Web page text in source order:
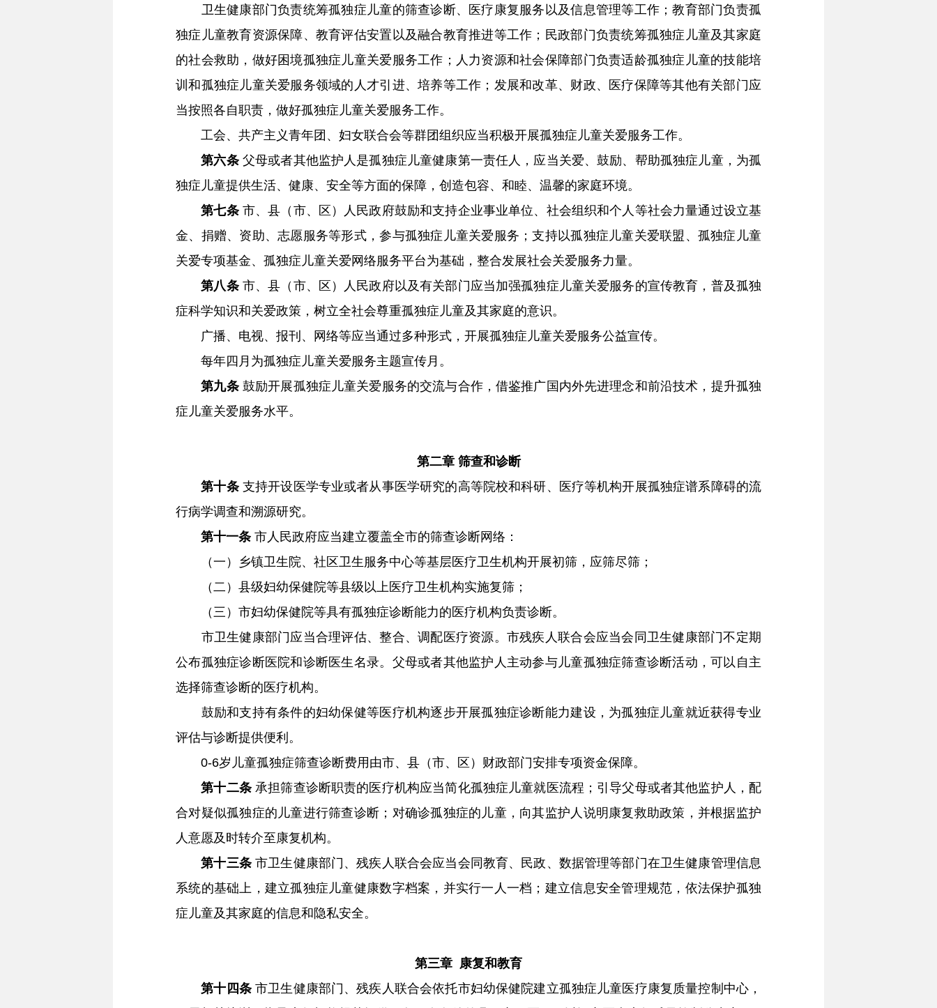
卫生健康部门负责统筹孤独症儿童的筛查诊断、医疗康复服务以及信息管理等工作；教育部门负责孤
独症儿童教育资源保障、教育评估安置以及融合教育推进等工作；民政部门负责统筹孤独症儿童及其家庭
的社会救助，做好困境孤独症儿童关爱服务工作；人力资源和社会保障部门负责适龄孤独症儿童的技能培
训和孤独症儿童关爱服务领域的人才引进、培养等工作；发展和改革、财政、医疗保障等其他有关部门应
当按照各自职责，做好孤独症儿童关爱服务工作。
工会、共产主义青年团、妇女联合会等群团组织应当积极开展孤独症儿童关爱服务工作。
第六条父母或者其他监护人是孤独症儿童健康第一责任人，应当关爱、鼓励、帮助孤独症儿童，为孤
独症儿童提供生活、健康、安全等方面的保障，创造包容、和睦、温馨的家庭环境。
第七条市、县（市、区）人民政府鼓励和支持企业事业单位、社会组织和个人等社会力量通过设立基
金、捐赠、资助、志愿服务等形式，参与孤独症儿童关爱服务；支持以孤独症儿童关爱联盟、孤独症儿童
关爱专项基金、孤独症儿童关爱网络服务平台为基础，整合发展社会关爱服务力量。
第八条市、县（市、区）人民政府以及有关部门应当加强孤独症儿童关爱服务的宣传教育，普及孤独
症科学知识和关爱政策，树立全社会尊重孤独症儿童及其家庭的意识。
广播、电视、报刊、网络等应当通过多种形式，开展孤独症儿童关爱服务公益宣传。
每年四月为孤独症儿童关爱服务主题宣传月。
第九条鼓励开展孤独症儿童关爱服务的交流与合作，借鉴推广国内外先进理念和前沿技术，提升孤独
症儿童关爱服务水平。
第二章 筛查和诊断
第十条支持开设医学专业或者从事医学研究的高等院校和科研、医疗等机构开展孤独症谱系障碍的流
行病学调查和溯源研究。
第十一条 市人民政府应当建立覆盖全市的筛查诊断网络：
（一）乡镇卫生院、社区卫生服务中心等基层医疗卫生机构开展初筛，应筛尽筛；
（二）县级妇幼保健院等县级以上医疗卫生机构实施复筛；
（三）市妇幼保健院等具有孤独症诊断能力的医疗机构负责诊断。
市卫生健康部门应当合理评估、整合、调配医疗资源。市残疾人联合会应当会同卫生健康部门不定期
公布孤独症诊断医院和诊断医生名录。父母或者其他监护人主动参与儿童孤独症筛查诊断活动，可以自主
选择筛查诊断的医疗机构。
鼓励和支持有条件的妇幼保健等医疗机构逐步开展孤独症诊断能力建设，为孤独症儿童就近获得专业
评估与诊断提供便利。
0-6岁儿童孤独症筛查诊断费用由市、县（市、区）财政部门安排专项资金保障。
第十二条承担筛查诊断职责的医疗机构应当简化孤独症儿童就医流程；引导父母或者其他监护人，配
合对疑似孤独症的儿童进行筛查诊断；对确诊孤独症的儿童，向其监护人说明康复救助政策，并根据监护
人意愿及时转介至康复机构。
第十三条市卫生健康部门、残疾人联合会应当会同教育、民政、数据管理等部门在卫生健康管理信息
系统的基础上，建立孤独症儿童健康数字档案，并实行一人一档；建立信息安全管理规范，依法保护孤独
症儿童及其家庭的信息和隐私安全。
第三章 康复和教育
第十四条市卫生健康部门、残疾人联合会依托市妇幼保健院建立孤独症儿童医疗康复质量控制中心，